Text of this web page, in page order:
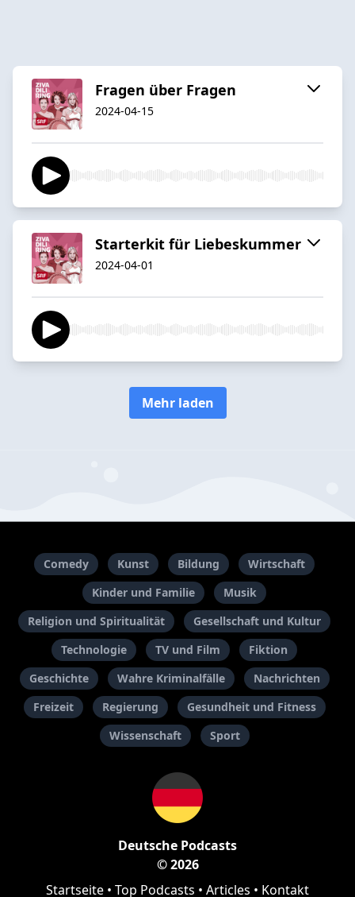
Fragen über Fragen
2024-04-15
Starterkit für Liebeskummer
2024-04-01
Mehr laden
Comedy Kunst Bildung
Wirtschaft
Kinder und Familie
Musik
Religion und Spiritualität
Gesellschaft und Kultur
Technologie
TV und Film
Fiktion
Geschichte
Wahre Kriminalfälle
Nachrichten
Freizeit
Regierung
Gesundheit und Fitness
Wissenschaft
Sport
Deutsche Podcasts
© 2026
Startseite • Top Podcasts • Articles • Kontakt